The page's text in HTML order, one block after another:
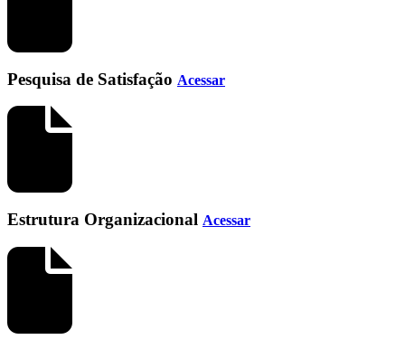
Pesquisa de Satisfação Acessar
Estrutura Organizacional Acessar